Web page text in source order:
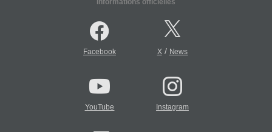
Informations officielles
Facebook X/ News
YouTube Instagram